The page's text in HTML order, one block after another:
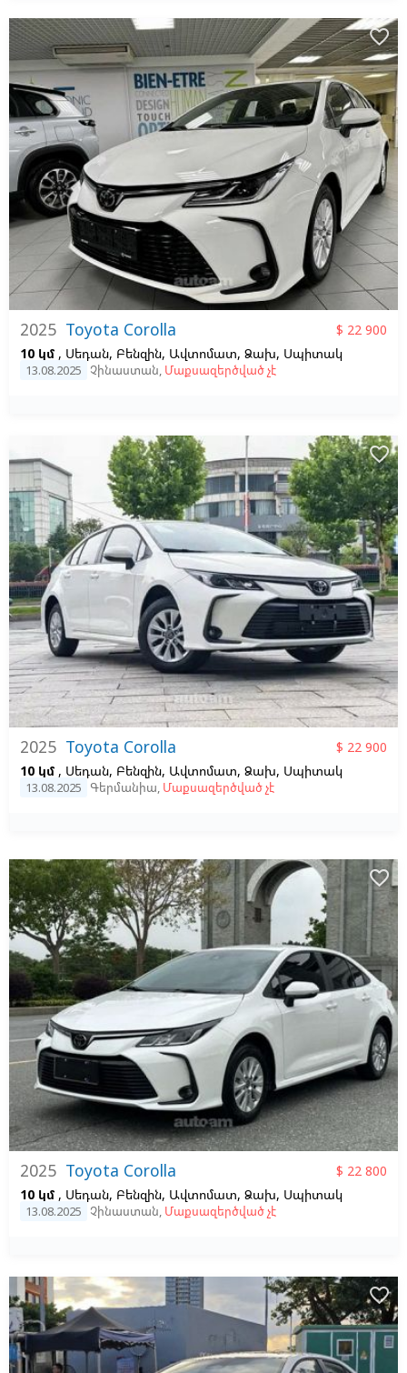
2025 Toyota Corolla
$ 22 900
10 կմ , Սեդան, Բենզին, Ավտոմատ, Ձախ, Սպիտակ
13.08.2025 Չինաստան, Մաքսազերծված չէ
favorite_border
2025 Toyota Corolla
$ 22 900
10 կմ , Սեդան, Բենզին, Ավտոմատ, Ձախ, Սպիտակ
13.08.2025 Գերմանիա, Մաքսազերծված չէ
favorite_border
2025 Toyota Corolla
$ 22 800
10 կմ , Սեդան, Բենզին, Ավտոմատ, Ձախ, Սպիտակ
13.08.2025 Չինաստան, Մաքսազերծված չէ
favorite_border
favorite_border